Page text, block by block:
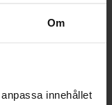
Om
innehållet